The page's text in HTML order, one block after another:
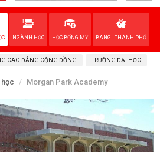
NGÀNH HỌC HỌC BỔNG MỸ BANG - THÀNH PHỐ
CAO ĐẲNG CỘNG ĐỒNG TRƯỜNG ĐẠI HỌC
Morgan Park Academy